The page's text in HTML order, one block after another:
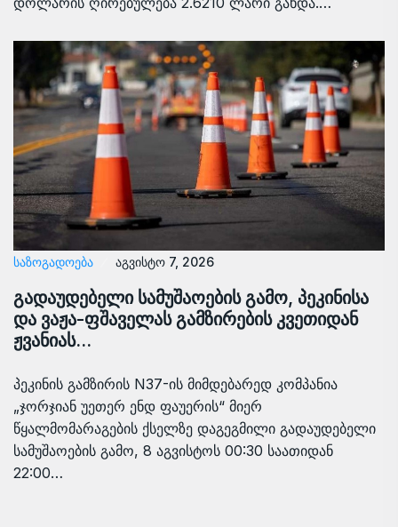
ᲡᲐᲖᲝᲒᲐᲓᲝᲔᲑᲐ აგვისტო 7, 2026
გადაუდებელი სამუშაოების გამო, პეკინისა
და ვაჟა-ფშაველას გამზირების კვეთიდან
ჟვანიას…
პეკინის გამზირის N37-ის მიმდებარედ კომპანია
„ჯორჯიან უეთერ ენდ ფაუერის“ მიერ
წყალმომარაგების ქსელზე დაგეგმილი გადაუდებელი
სამუშაოების გამო, 8 აგვისტოს 00:30 საათიდან
22:00…